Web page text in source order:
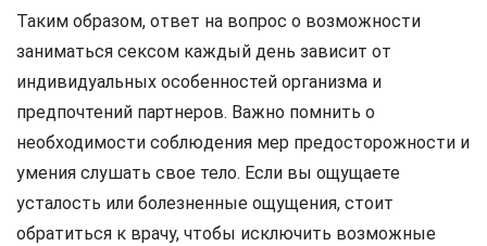
Таким образом, ответ на вопрос о возможности
заниматься сексом каждый день зависит от
индивидуальных особенностей организма и
предпочтений партнеров. Важно помнить о
необходимости соблюдения мер предосторожности и
умения слушать свое тело. Если вы ощущаете
усталость или болезненные ощущения, стоит
обратиться к врачу, чтобы исключить возможные